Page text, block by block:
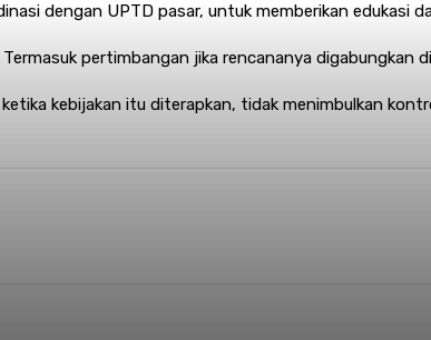
dengan UPTD pasar, untuk memberikan edukasi
pertimbangan jika rencananya digabungkan
kebijakan itu diterapkan, tidak menimbulkan